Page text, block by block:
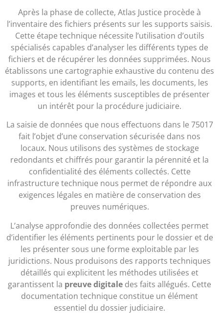
Après la phase de collecte, Atlas Justice procède à
l’inventaire des fichiers présents sur les supports saisis.
Cette étape technique nécessite l’utilisation d’outils
spécialisés capables d’analyser les différents types de
fichiers et de récupérer les données supprimées. Nous
établissons une cartographie exhaustive du contenu des
supports, en identifiant les emails, les documents, les
images et tous les éléments susceptibles de présenter
un intérêt pour la procédure judiciaire.
La saisie de données que nous effectuons dans le 75017
fait l’objet d’une conservation sécurisée dans nos
locaux. Nous utilisons des systèmes de stockage
redondants et chiffrés pour garantir la pérennité et la
confidentialité des éléments collectés. Cette
infrastructure technique nous permet de répondre aux
exigences légales en matière de conservation des
preuves numériques.
L’analyse approfondie des données collectées permet
d’identifier les éléments pertinents pour le dossier et de
les présenter sous une forme exploitable par les
juridictions. Nous produisons des rapports techniques
détaillés qui explicitent les méthodes utilisées et
garantissent la preuve digitale des faits allégués. Cette
documentation technique constitue un élément
essentiel du dossier judiciaire.